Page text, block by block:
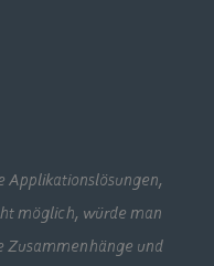
Applikationslösungen,
möglich, würde man
Zusammenhänge und